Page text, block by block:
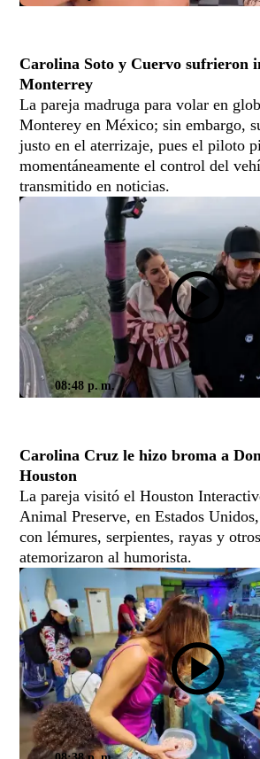
Carolina Soto y Cuervo sufrieron
Monterrey
La pareja madruga para volar en
Monterey en México; sin embargo,
justo en el aterrizaje, pues el piloto
momentáneamente el control del
transmitido en noticias.
08:48 p. m.
Carolina Cruz le hizo broma a
Houston
La pareja visitó el Houston
Animal Preserve, en Estados
con lémures, serpientes, rayas y
atemorizaron al humorista.